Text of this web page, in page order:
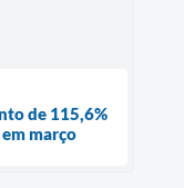
de 115,6%
março